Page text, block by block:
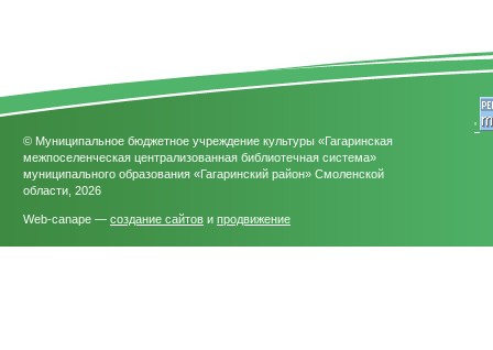
© Муниципальное бюджетное учреждение культуры «Гагаринская
межпоселенческая централизованная библиотечная система»
муниципального образования «Гагаринский район» Смоленской
области, 2026
Web-canape — создание сайтов и продвижение
'